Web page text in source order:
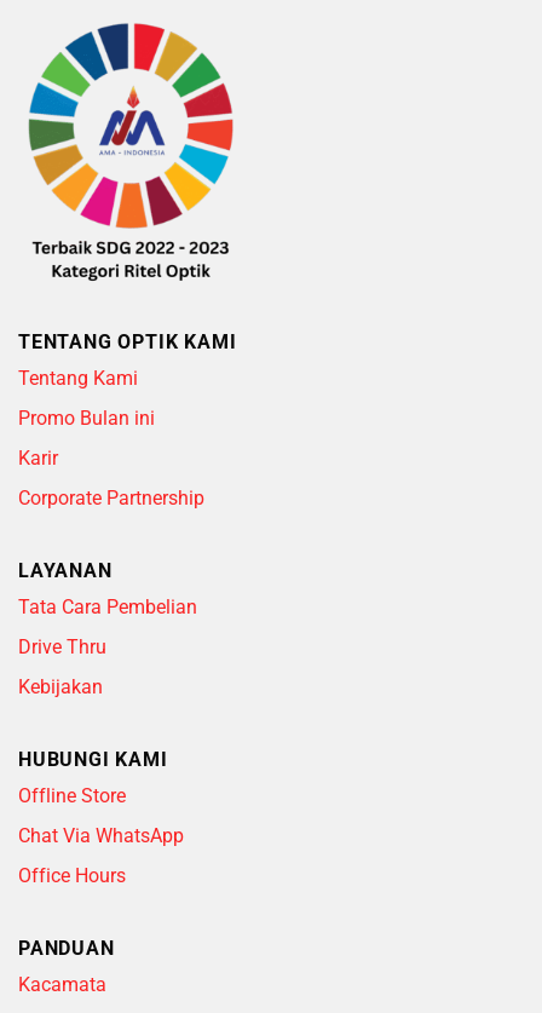
TENTANG OPTIK KAMI
Tentang Kami
Promo Bulan ini
Karir
Corporate Partnership
LAYANAN
Tata Cara Pembelian
Drive Thru
Kebijakan
HUBUNGI KAMI
Offline Store
Chat Via WhatsApp
Office Hours
PANDUAN
Kacamata